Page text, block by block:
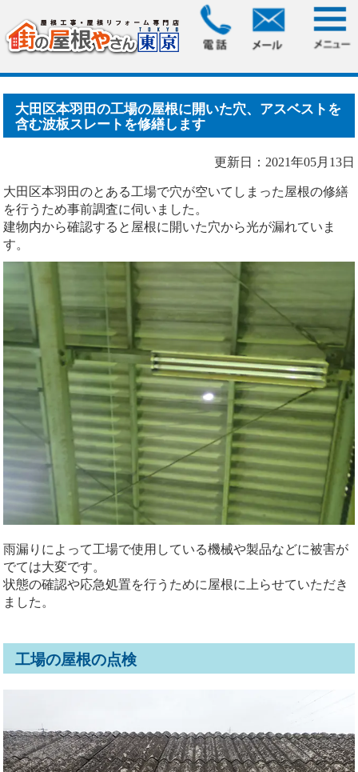
> 大田区本羽田の工場の屋根に開いた穴、ア
スベストを含む波板スレ.....
大田区本羽田の工場の屋根に開いた穴、アスベストを
含む波板スレートを修繕します
更新日：2021年05月13日
大田区本羽田のとある工場で穴が空いてしまった屋根の修繕
を行うため事前調査に伺いました。
建物内から確認すると屋根に開いた穴から光が漏れていま
す。
雨漏りによって工場で使用している機械や製品などに被害が
でては大変です。
状態の確認や応急処置を行うために屋根に上らせていただき
ました。
工場の屋根の点検